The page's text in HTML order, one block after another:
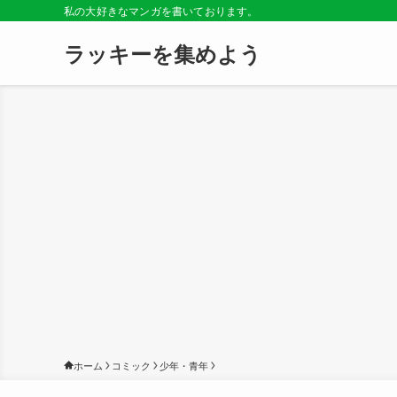
私の大好きなマンガを書いております。
ラッキーを集めよう
ホーム コミック 少年・青年